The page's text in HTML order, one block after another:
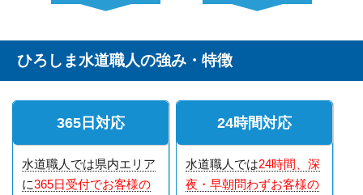
ひろしま水道職人の強み・特徴
365日対応
水道職人では県内エリア
に365日受付でお客様の
24時間対応
水道職人では24時間、深
夜・早朝問わずお客様の